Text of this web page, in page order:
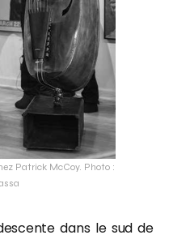
Patrick McCoy. Photo :
dans le sud de